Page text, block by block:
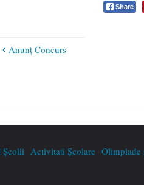
Share
Anunț Concurs
Școlii Activitati Școlare Olimpiade